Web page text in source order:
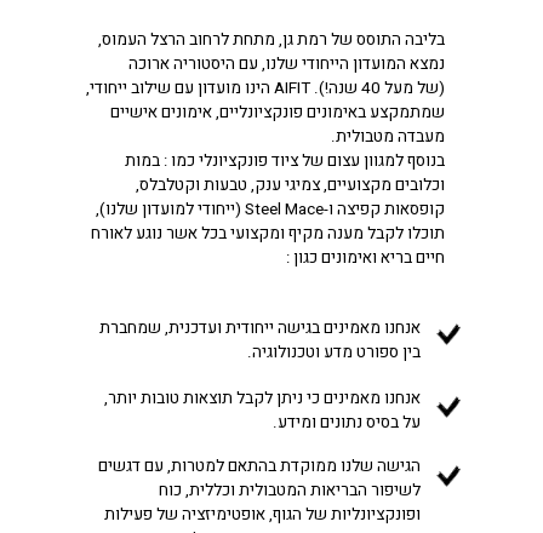
,אנחנו מאמינים כי ניתן לקבל תוצאות טובות יותר
.על בסיס נתונים ומידע
הגישה שלנו ממוקדת בהתאם למטרות, עם דגשים
לשיפור הבריאות המטבולית וכללית, כוח
ופונקציונליות של הגוף, אופטימיזציה של פעילות
,בליבה התוסס של רמת גן, מתחת לרחוב הרצל העמוס
נמצא המועדון הייחודי שלנו, עם היסטוריה ארוכה
,הינו מועדון עם שילוב ייחודי AIFIT .(!של מעל 40 שנה)
שמתמקצע באימונים פונקציונליים, אימונים אישיים
.מעבדה מטבולית
בנוסף למגוון עצום של ציוד פונקציונלי כמו : במות
,וכלובים מקצועיים, צמיגי ענק, טבעות וקטלבלס
,(ייחודי למועדון שלנו) Steel Mace-קופסאות קפיצה ו
תוכלו לקבל מענה מקיף ומקצועי בכל אשר נוגע לאורח
: חיים בריא ואימונים כגון
אנחנו מאמינים בגישה ייחודית ועדכנית, שמחברת
.בין ספורט מדע וטכנולוגיה